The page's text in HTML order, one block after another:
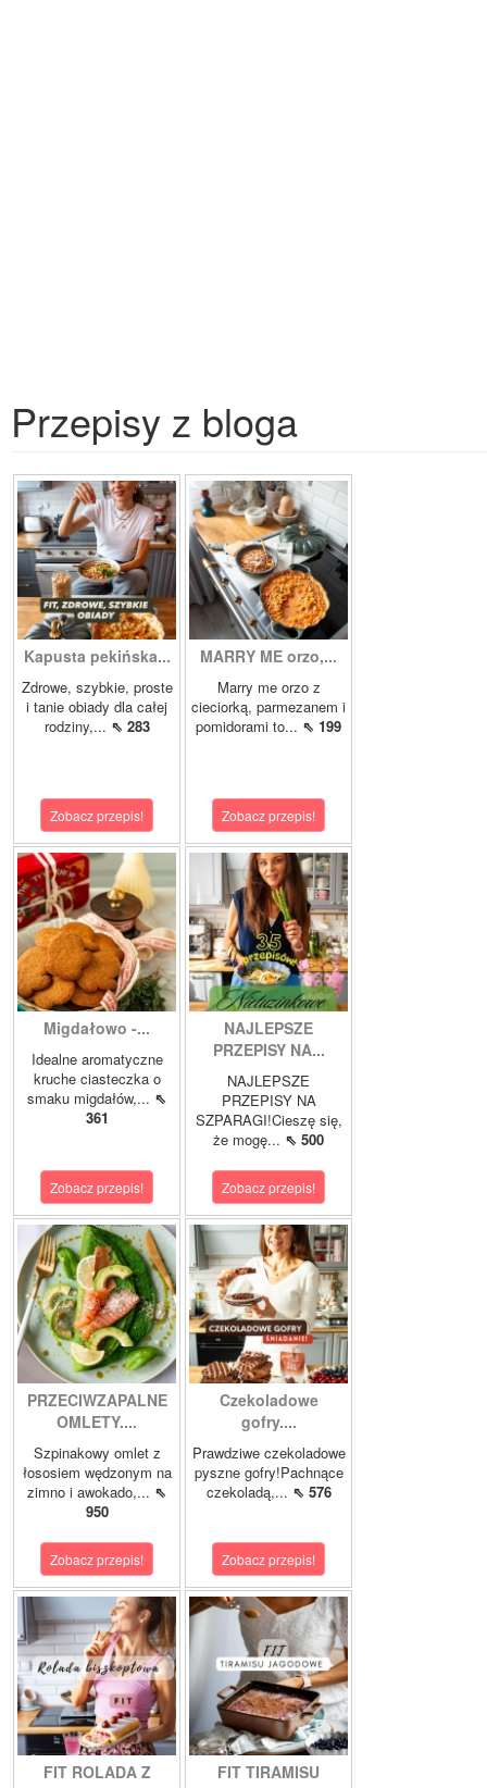
Przepisy z bloga
Kapusta pekińska...
Zdrowe, szybkie, proste
i tanie obiady dla całej
rodziny,... ⇖ 283
Zobacz przepis!
MARRY ME orzo,...
Marry me orzo z
cieciorką, parmezanem i
pomidorami to... ⇖ 199
Zobacz przepis!
Migdałowo -...
Idealne aromatyczne
kruche ciasteczka o
smaku migdałów,... ⇖
361
Zobacz przepis!
NAJLEPSZE
PRZEPISY NA...
NAJLEPSZE
PRZEPISY NA
SZPARAGI!Cieszę się,
że mogę... ⇖ 500
Zobacz przepis!
PRZECIWZAPALNE
OMLETY....
Szpinakowy omlet z
łososiem wędzonym na
zimno i awokado,... ⇖
950
Zobacz przepis!
Czekoladowe
gofry....
Prawdziwe czekoladowe
pyszne gofry!Pachnące
czekoladą,... ⇖ 576
Zobacz przepis!
FIT ROLADA Z
FIT TIRAMISU